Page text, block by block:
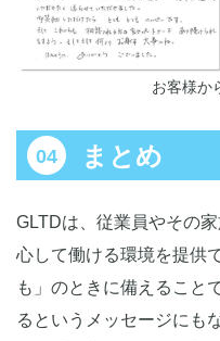
お客様か
まとめ
GLTDは、従業員やその
心して働ける環境を提供
も」のときに備えること
るというメッセージにも